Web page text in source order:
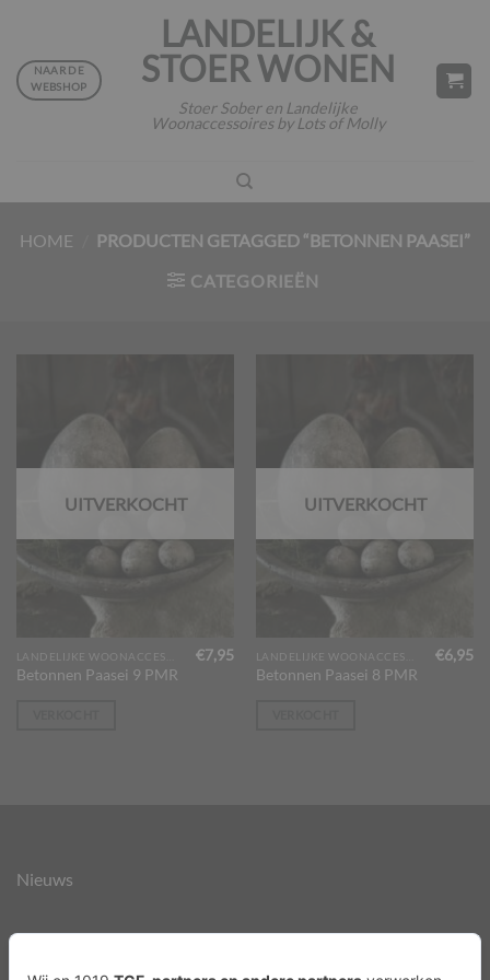
inhoud
LANDELIJK &
STOER WONEN
Stoer Sober en Landelijke
Woonaccessoires by Lots of Molly
NAAR DE
WEBSHOP
HOME
PRODUCTEN GETAGGED “BETONNEN PAASEI”
CATEGORIEËN
UITVERKOCHT
Betonnen Paasei 9 PMR
€7,95
UITVERKOCHT
Betonnen Paasei 8 PMR
€6,95
Nieuws